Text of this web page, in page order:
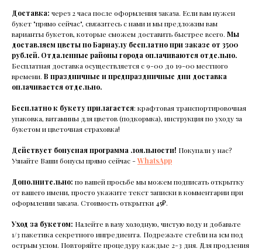
Доставка: через 2 часа после оформления заказа. Если вам нужен
букет "прямо сейчас", свяжитесь с нами и мы предложим вам
варианты букетов, которые сможем доставить быстрее всего. Мы
доставляем цветы по Барнаулу бесплатно при заказе от 3500
рублей. Отдаленные районы города оплачиваются отдельно.
Бесплатная доставка осуществляется с 9-00 до 19-00 местного
времени. В праздничные и предпраздничные дни доставка
оплачивается отдельно.
Бесплатно к букету прилагается: крафтовая транспортировочная
упаковка, витамины для цветов (подкормка), инструкция по уходу за
букетом и цветочная страховка!
Действует бонусная программа лояльности! Покупали у нас?
Узнайте Ваши бонусы прямо сейчас -WhatsApp
Дополнительно: по вашей просьбе мы можем подписать открытку
от вашего имени, просто укажите текст записки в комментарии при
оформлении заказа. Стоимость открытки 45₽.
Уход за букетом: Налейте в вазу холодную, чистую воду и добавьте
1/3 пакетика секретного ингредиента. Подрежьте стебли на 1см под
острым углом. Повторяйте процедуру каждые 2-3 дня. Для продления